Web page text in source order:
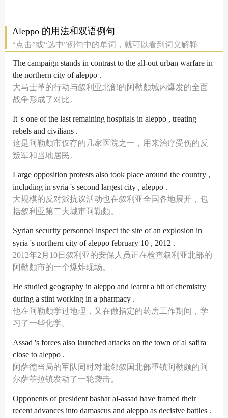
Aleppo 的用法和双语例句
“点击”或“选中”例句中的单词，就可以看到词义解释
The campaign stands in contrast to the all-out urban warfare in
the northern city of aleppo .
大马士革的行动与叙利亚北部的阿勒颇城内爆发的全面
战争形成了对比。
It 's one of the last remaining hospitals in aleppo , treating
rebels and civilians .
这是阿勒颇市仅存的几家医院之一，用来治疗受伤的反
叛军和当地居民。
Large opposition protests also took place around the country ,
including in syria 's second largest city , aleppo .
大规模的反对派抗议活动也在叙利亚全国各地展开，包
括叙利亚第二大城市阿勒颇。
Syrian security personnel inspect the site of an explosion in
syria 's northern city of aleppo february 10 , 2012 .
2012年2月10日叙利亚的安保人员正在检查叙利亚北部的
阿勒颇市的一个爆炸现场。
He studied geography in aleppo and learnt a bit of chemistry
during a stint working in a pharmacy .
他在阿勒颇学过地理，又在做指定的药房工作期间，学
习了一些化学。
Assad 's forces also launched attacks on the town of al safira
close to aleppo .
阿萨德当局的军队同时对毗邻叙国北部重镇阿勒颇的阿
尔萨菲拉镇发动了一轮袭击。
Opponents of president bashar al-assad have framed their
recent advances into damascus and aleppo as decisive battles .